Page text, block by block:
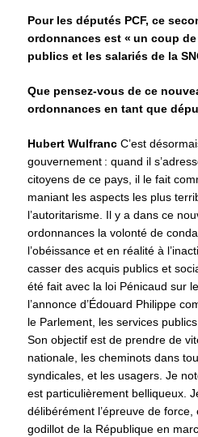
Pour les députés PCF, ce
ordonnances est « un coup
publics et les salariés de la
Que pensez-vous de ce
ordonnances en tant que
Hubert Wulfranc C’est
gouvernement : quand il
citoyens de ce pays, il le fait
maniant les aspects les plus
l’autoritarisme. Il y a dans ce
ordonnances la volonté de
l’obéissance et en réalité à
casser des acquis publics et
été fait avec la loi Pénicaud sur
l’annonce d’Édouard Philippe
le Parlement, les services
Son objectif est de prendre de
nationale, les cheminots dans
syndicales, et les usagers. Je
est particulièrement belliqueux.
délibérément l’épreuve de
godillot de la République en